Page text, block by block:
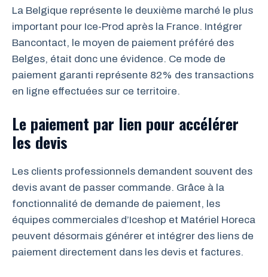
La Belgique représente le deuxième marché le plus
important pour Ice-Prod après la France. Intégrer
Bancontact, le moyen de paiement préféré des
Belges, était donc une évidence. Ce mode de
paiement garanti représente 82% des transactions
en ligne effectuées sur ce territoire.
Le paiement par lien pour accélérer
les devis
Les clients professionnels demandent souvent des
devis avant de passer commande. Grâce à la
fonctionnalité de demande de paiement, les
équipes commerciales d’Iceshop et Matériel Horeca
peuvent désormais générer et intégrer des liens de
paiement directement dans les devis et factures.